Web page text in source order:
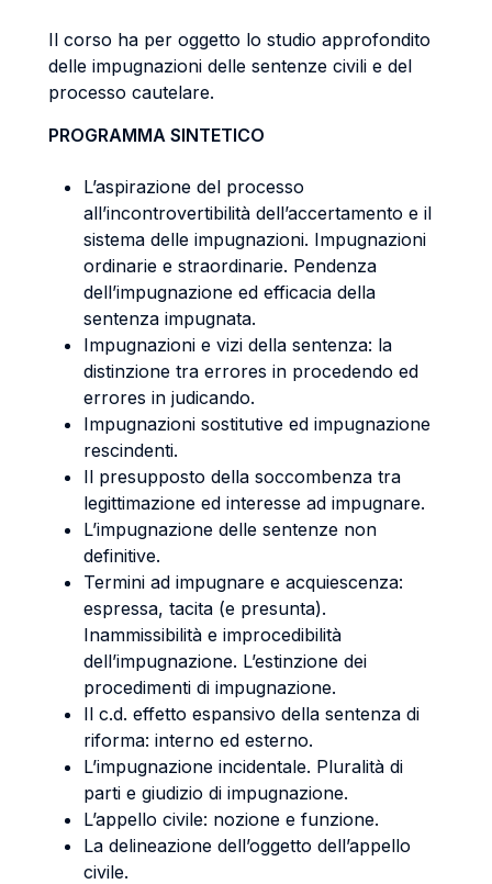
Il corso ha per oggetto lo studio approfondito
delle impugnazioni delle sentenze civili e del
processo cautelare.
PROGRAMMA SINTETICO
L’aspirazione del processo
all’incontrovertibilità dell’accertamento e il
sistema delle impugnazioni. Impugnazioni
ordinarie e straordinarie. Pendenza
dell’impugnazione ed efficacia della
sentenza impugnata.
Impugnazioni e vizi della sentenza: la
distinzione tra errores in procedendo ed
errores in judicando.
Impugnazioni sostitutive ed impugnazione
rescindenti.
Il presupposto della soccombenza tra
legittimazione ed interesse ad impugnare.
L’impugnazione delle sentenze non
definitive.
Termini ad impugnare e acquiescenza:
espressa, tacita (e presunta).
Inammissibilità e improcedibilità
dell’impugnazione. L’estinzione dei
procedimenti di impugnazione.
Il c.d. effetto espansivo della sentenza di
riforma: interno ed esterno.
L’impugnazione incidentale. Pluralità di
parti e giudizio di impugnazione.
L’appello civile: nozione e funzione.
La delineazione dell’oggetto dell’appello
civile.